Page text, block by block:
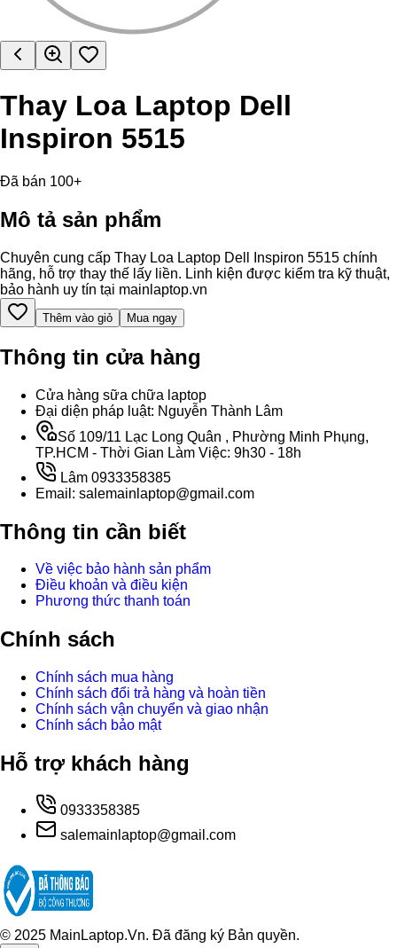
Thay Loa Laptop Dell
Inspiron 5515
Đã bán 100+
Mô tả sản phẩm
Chuyên cung cấp Thay Loa Laptop Dell Inspiron 5515 chính
hãng, hỗ trợ thay thế lấy liền. Linh kiện được kiểm tra kỹ thuật,
bảo hành uy tín tại mainlaptop.vn
Thêm vào giỏ Mua ngay
Thông tin cửa hàng
Cửa hàng sữa chữa laptop
Đại diện pháp luật: Nguyễn Thành Lâm
Số 109/11 Lạc Long Quân , Phường Minh Phụng,
TP.HCM - Thời Gian Làm Việc: 9h30 - 18h
Lâm 0933358385
Email: salemainlaptop@gmail.com
Thông tin cần biết
Về việc bảo hành sản phẩm
Điều khoản và điều kiện
Phương thức thanh toán
Chính sách
Chính sách mua hàng
Chính sách đổi trả hàng và hoàn tiền
Chính sách vận chuyển và giao nhận
Chính sách bảo mật
Hỗ trợ khách hàng
0933358385
salemainlaptop@gmail.com
© 2025 MainLaptop.Vn. Đã đăng ký Bản quyền.